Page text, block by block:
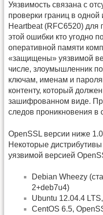
Уязвимость связана с
проверки границ в
Heartbeat (RFC6520) для
этой ошибки кто угодно
оперативной памяти
«защищены» уязвимой
числе, злоумышленник
ключам, именам и
контенту, который
зашифрованном виде.
следов проникновения в
OpenSSL версии ниже
Некоторые
уязвимой версией
Debian Wheezy
2+deb7u4)
Ubuntu 12.04.4
CentOS 6.5,